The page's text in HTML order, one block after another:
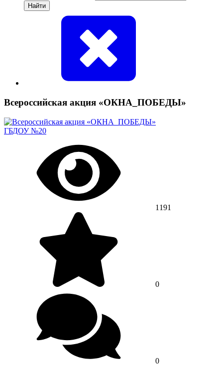
Найти
Всероссийская акция «ОКНА_ПОБЕДЫ»
ГБДОУ №20
1191
0
0